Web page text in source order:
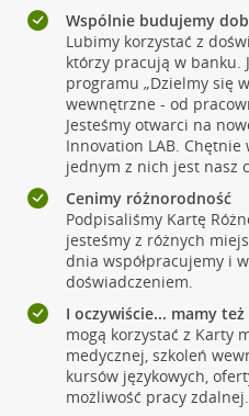
Wspólnie budujemy
Lubimy korzystać z
którzy pracują w banku.
programu „Dzielmy się
wewnętrzne - od
Jesteśmy otwarci na
Innovation LAB.
jednym z nich jest nasz
Cenimy różnorodność
Podpisaliśmy Kartę
jesteśmy z różnych
dnia współpracujemy i
doświadczeniem.
I oczywiście... mamy
mogą korzystać z Karty
medycznej, szkoleń
kursów językowych,
możliwość pracy zdalnej.